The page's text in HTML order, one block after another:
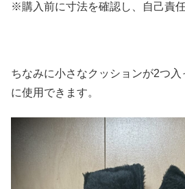
※購入前に寸法を確認し、自己責
ちなみに小さなクッションが2つ
に使用できます。